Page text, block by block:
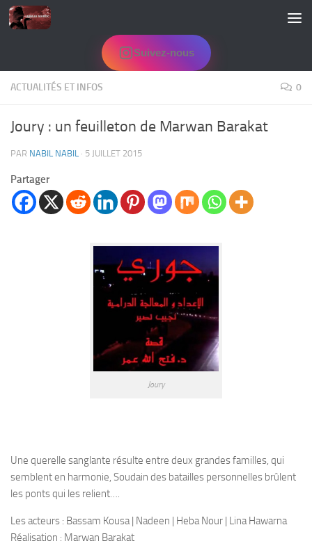
Skip to content
Suivez-nous
ACTUALITÉS ET INFOS 0
Joury : un feuilleton de Marwan Barakat
PAR NABIL NABIL · 5 JUILLET 2015
Partager
Joury
Une querelle sanglante résulte entre deux grandes familles, qui
semblent en harmonie, Soudain des batailles personnelles brûlent
les ponts qui les relient….
Les acteurs : Bassam Kousa | Nadeen | Heba Nour | Lina Hawarna
Réalisation : Marwan Barakat